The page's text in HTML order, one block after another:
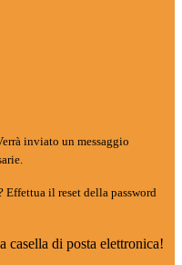
inviato un messaggio
Effettua il reset della password
casella di posta elettronica!